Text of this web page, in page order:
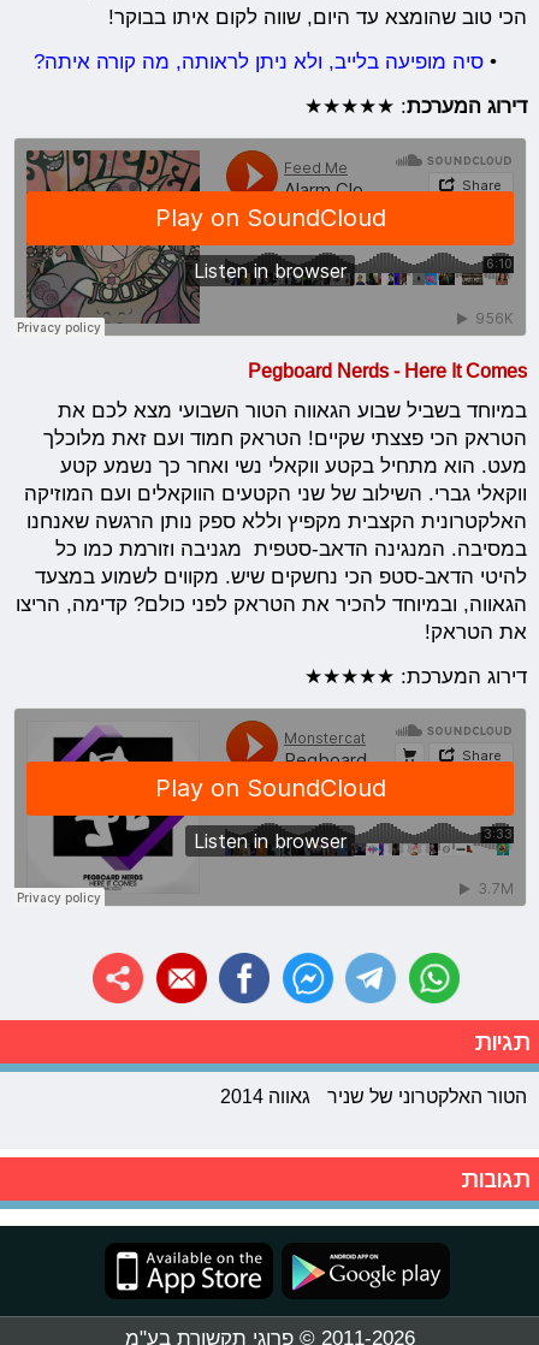
הכי טוב שהומצא עד היום, שווה לקום איתו בבוקר!
•סיה מופיעה בלייב, ולא ניתן לראותה, מה קורה איתה?
דירוג המערכת: ★★★★★
Pegboard Nerds - Here It Comes
במיוחד בשביל שבוע הגאווה הטור השבועי מצא לכם את
הטראק הכי פצצתי שקיים! הטראק חמוד ועם זאת מלוכלך
מעט. הוא מתחיל בקטע ווקאלי נשי ואחר כך נשמע קטע
ווקאלי גברי. השילוב של שני הקטעים הווקאלים ועם המוזיקה
האלקטרונית הקצבית מקפיץ וללא ספק נותן הרגשה שאנחנו
במסיבה. המנגינה הדאב-סטפית מגניבה וזורמת כמו כל
להיטי הדאב-סטפ הכי נחשקים שיש. מקווים לשמוע במצעד
הגאווה, ובמיוחד להכיר את הטראק לפני כולם? קדימה, הריצו
את הטראק!
דירוג המערכת: ★★★★★
תגיות
הטור האלקטרוני של שניר גאווה 2014
תגובות
2011-2026 © פרוגי תקשורת בע"מ